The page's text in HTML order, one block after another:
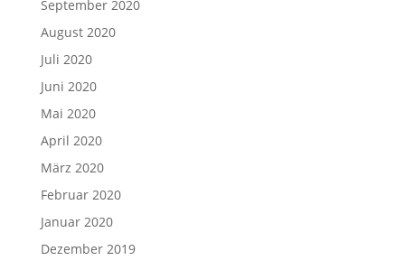
September 2020
August 2020
Juli 2020
Juni 2020
Mai 2020
April 2020
März 2020
Februar 2020
Januar 2020
Dezember 2019